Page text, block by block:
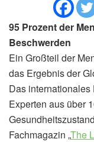
95 Prozent der
Beschwerden
Ein Großteil der
das Ergebnis der
Das internationales
Experten aus über
Fachmagazin „The